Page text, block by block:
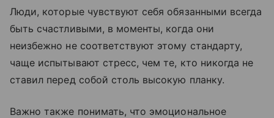
Люди, которые чувствуют себя обязанными всегда
быть счастливыми, в моменты, когда они
неизбежно не соответствуют этому стандарту,
чаще испытывают стресс, чем те, кто никогда не
ставил перед собой столь высокую планку.
Важно также понимать, что эмоциональное